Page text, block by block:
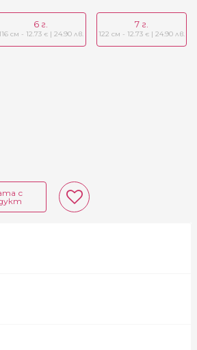
6 г.
116 см - 12.73 €| 24.90 лв.
7 г.
122 см - 12.73 €| 24.90 лв.
с